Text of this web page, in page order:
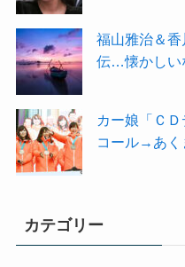
福山雅治＆
伝…懐かしい
カー娘「Ｃ
コール→あく
カテゴリー